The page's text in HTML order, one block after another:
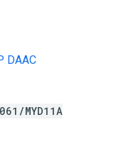
DAAC
MYD11A